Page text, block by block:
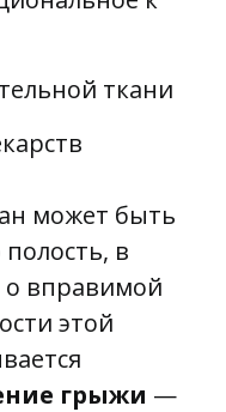
ткани
может быть
в
о вправимой
этой
грыжи —